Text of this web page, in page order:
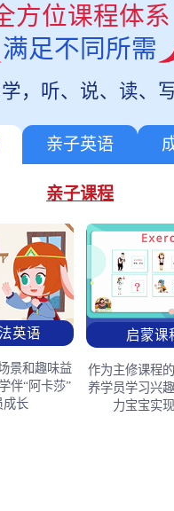
方位课程体系
满足不同所需
，听、说、读、
亲子英语
亲子课程
英语
景和趣味益
伴“阿卡莎”
成长
启蒙课
作为主修课程
养学员学习兴趣
力宝宝实